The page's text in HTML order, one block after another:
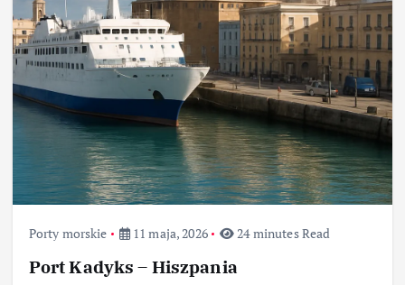
Porty morskie 11 maja, 2026 24 minutes Read
Port Kadyks – Hiszpania